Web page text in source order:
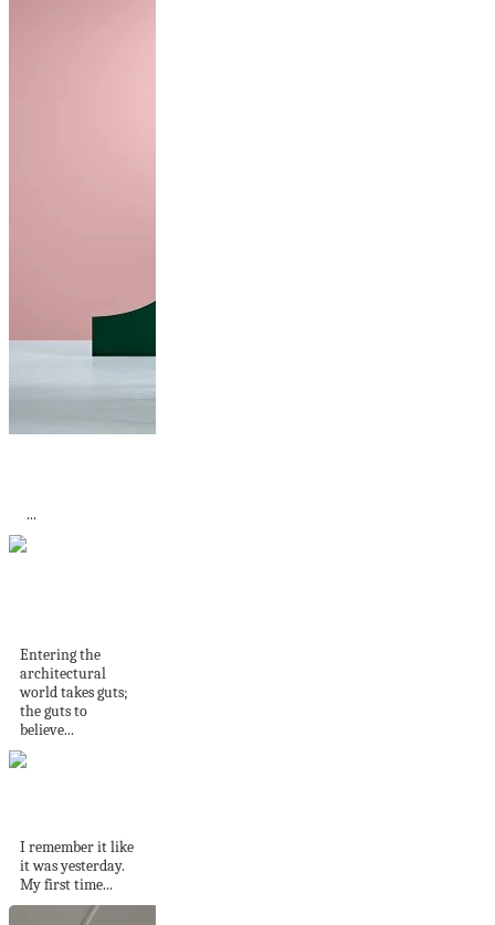
...
Entering the
architectural
world takes guts;
the guts to
believe...
I remember it like
it was yesterday.
My first time...